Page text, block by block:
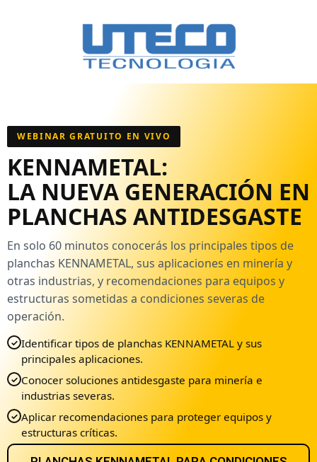
WEBINAR GRATUITO EN VIVO
KENNAMETAL:
LA NUEVA GENERACIÓN EN
PLANCHAS ANTIDESGASTE
En solo 60 minutos conocerás los principales tipos de
planchas KENNAMETAL, sus aplicaciones en minería y
otras industrias, y recomendaciones para equipos y
estructuras sometidas a condiciones severas de
operación.
✓ Identificar tipos de planchas KENNAMETAL y sus
principales aplicaciones.
✓ Conocer soluciones antidesgaste para minería e
industrias severas.
✓ Aplicar recomendaciones para proteger equipos y
estructuras críticas.